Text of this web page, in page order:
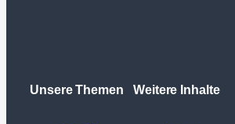
Unsere Themen Weitere Inhalte